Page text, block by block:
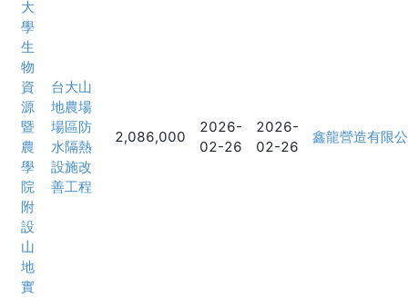
大
學
生
物
資
源
暨
農
學
院
附
設
山
地
實
台大山
地農場
場區防
水隔熱
設施改
善工程
2,086,000
2026-
02-26
2026-
02-26
鑫龍營造有限